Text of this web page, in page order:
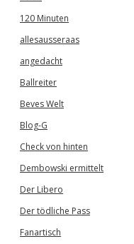
120 Minuten
allesausseraas
angedacht
Ballreiter
Beves Welt
Blog-G
Check von hinten
Dembowski ermittelt
Der Libero
Der tödliche Pass
Fanartisch